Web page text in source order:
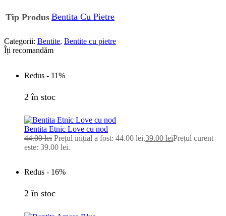
Tip Produs Bentita Cu Pietre
Categorii: Bentite, Bentite cu pietre
Îți recomandăm
Redus - 11%
2 în stoc
Bentita Etnic Love cu nod
44.00lei Prețul inițial a fost: 44.00 lei.39.00 leiPrețul curent
este: 39.00 lei.
Redus - 16%
2 în stoc